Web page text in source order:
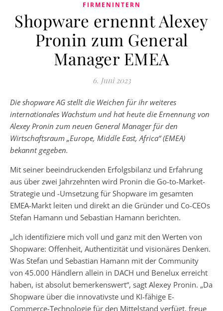
FIRMENINTERN
Shopware ernennt Alexey
Pronin zum General
Manager EMEA
6. Juni 2023
Die shopware AG stellt die Weichen für ihr weiteres
internationales Wachstum und hat heute die Ernennung von
Alexey Pronin zum neuen General Manager für den
Wirtschaftsraum „Europe, Middle East, Africa“ (EMEA)
bekannt gegeben.
Mit seiner beeindruckenden Erfolgsbilanz und Erfahrung
aus über zwei Jahrzehnten wird Pronin die Go-to-Market-
Strategie und -Umsetzung für Shopware im gesamten
EMEA-Markt leiten und direkt an die Gründer und Co-CEOs
Stefan Hamann und Sebastian Hamann berichten.
„Ich identifiziere mich voll und ganz mit den Werten von
Shopware: Offenheit, Authentizität und visionäres Denken.
Was Stefan und Sebastian Hamann mit der Community
von 45.000 Händlern allein in DACH und Benelux erreicht
haben, ist absolut bemerkenswert“, sagt Alexey Pronin. „Da
Shopware über die innovativste und KI-fähige E-
Commerce-Technologie für den Mittelstand verfügt, freue